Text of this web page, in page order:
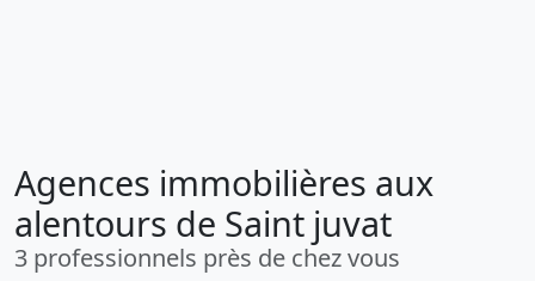
Agences immobilières aux
alentours de Saint juvat
3 professionnels près de chez vous